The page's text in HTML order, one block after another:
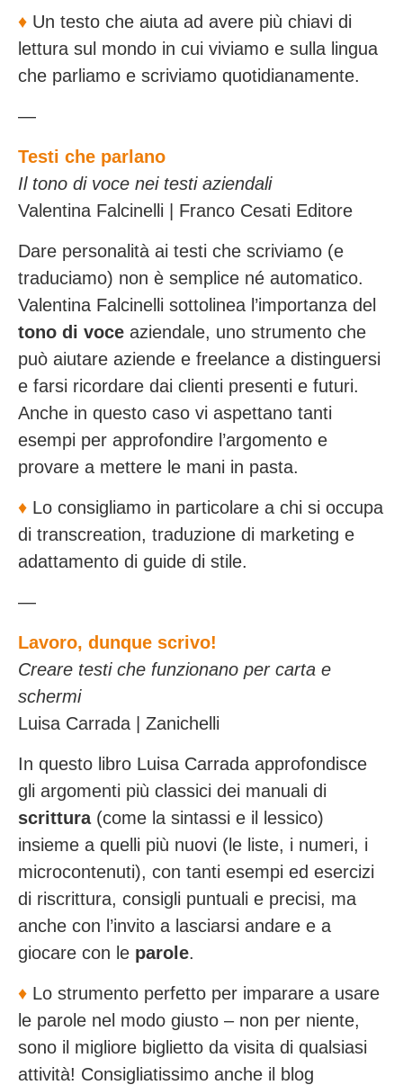
♦️ Un testo che aiuta ad avere più chiavi di
lettura sul mondo in cui viviamo e sulla lingua
che parliamo e scriviamo quotidianamente.
—
Testi che parlano
Il tono di voce nei testi aziendali
Valentina Falcinelli | Franco Cesati Editore
Dare personalità ai testi che scriviamo (e
traduciamo) non è semplice né automatico.
Valentina Falcinelli sottolinea l’importanza del
tono di voce aziendale, uno strumento che
può aiutare aziende e freelance a distinguersi
e farsi ricordare dai clienti presenti e futuri.
Anche in questo caso vi aspettano tanti
esempi per approfondire l’argomento e
provare a mettere le mani in pasta.
♦️ Lo consigliamo in particolare a chi si occupa
di transcreation, traduzione di marketing e
adattamento di guide di stile.
—
Lavoro, dunque scrivo!
Creare testi che funzionano per carta e
schermi
Luisa Carrada | Zanichelli
In questo libro Luisa Carrada approfondisce
gli argomenti più classici dei manuali di
scrittura(come la sintassi e il lessico)
insieme a quelli più nuovi (le liste, i numeri, i
microcontenuti), con tanti esempi ed esercizi
di riscrittura, consigli puntuali e precisi, ma
anche con l’invito a lasciarsi andare e a
giocare con le parole.
♦️ Lo strumento perfetto per imparare a usare
le parole nel modo giusto – non per niente,
sono il migliore biglietto da visita di qualsiasi
attività! Consigliatissimo anche il blog